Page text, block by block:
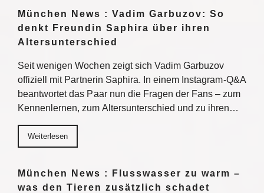
München News : Vadim Garbuzov: So
denkt Freundin Saphira über ihren
Altersunterschied
Seit wenigen Wochen zeigt sich Vadim Garbuzov
offiziell mit Partnerin Saphira. In einem Instagram-Q&A
beantwortet das Paar nun die Fragen der Fans – zum
Kennenlernen, zum Altersunterschied und zu ihren…
Weiterlesen
München News : Flusswasser zu warm –
was den Tieren zusätzlich schadet